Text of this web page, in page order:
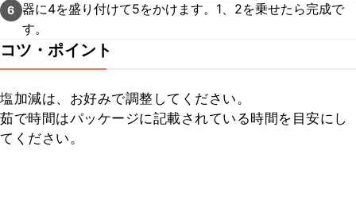
6 器に4を盛り付けて5をかけます。1、2を乗せたら完成で
す。
コツ・ポイント
塩加減は、お好みで調整してください。
茹で時間はパッケージに記載されている時間を目安にし
てください。